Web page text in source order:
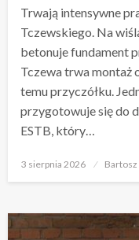
Trwają intensywne
Tczewskiego. Na
betonuje fundament
Tczewa trwa montaż
temu przyczółku.
przygotowuje się do
ESTB, który…
Opublikowane
3 sierpnia 2026